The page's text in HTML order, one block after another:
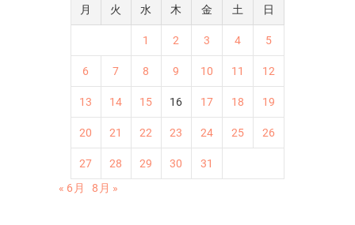
月 火 水 木 金 土 日
1 2 3 4 5
6 7 8 9 10 11 12
13 14 15 16 17 18 19
20 21 22 23 24 25 26
27 28 29 30
31
« 6月
8月 »